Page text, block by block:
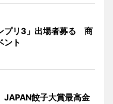
プリ3」出場者募る 商
ント
JAPAN餃子大賞最高金